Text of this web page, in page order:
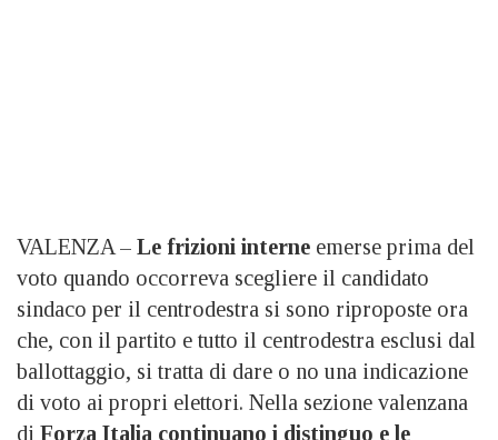
VALENZA – Le frizioni interne emerse prima del
voto quando occorreva scegliere il candidato
sindaco per il centrodestra si sono riproposte ora
che, con il partito e tutto il centrodestra esclusi dal
ballottaggio, si tratta di dare o no una indicazione
di voto ai propri elettori. Nella sezione valenzana
di Forza Italia continuano i distinguo e le